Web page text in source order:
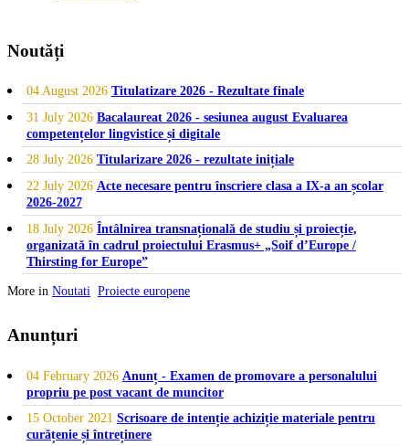
Noutăți
04 August 2026 Titulatizare 2026 - Rezultate finale
31 July 2026 Bacalaureat 2026 - sesiunea august Evaluarea
competențelor lingvistice și digitale
28 July 2026 Titularizare 2026 - rezultate inițiale
22 July 2026 Acte necesare pentru înscriere clasa a IX-a an școlar
2026-2027
18 July 2026 Întâlnirea transnațională de studiu și proiecție,
organizată în cadrul proiectului Erasmus+ „Soif d’Europe /
Thirsting for Europe”
More in Noutati Proiecte europene
Anunțuri
04 February 2026 Anunț - Examen de promovare a personalului
propriu pe post vacant de muncitor
15 October 2021 Scrisoare de intenție achiziție materiale pentru
curățenie și întreținere